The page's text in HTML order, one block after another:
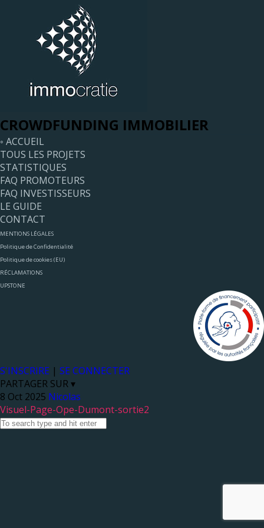
CROWDFUNDING IMMOBILIER
◦ ACCUEIL
TOUS LES PROJETS
STATISTIQUES
FAQ PROMOTEURS
FAQ INVESTISSEURS
LE GUIDE
CONTACT
MENTIONS LÉGALES
Politique de Confidentialité
Politique de cookies (EU)
RÉCLAMATIONS
UPSTONE
S'INSCRIRE | SE CONNECTER
PARTAGER SUR ▾
Nicolas
Visuel-Page-Ope-Dumont-sortie2